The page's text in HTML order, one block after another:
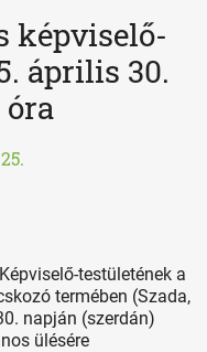
képviselő-
április 30.
óra
testületének a
termében (Szada,
napján (szerdán)
ülésére